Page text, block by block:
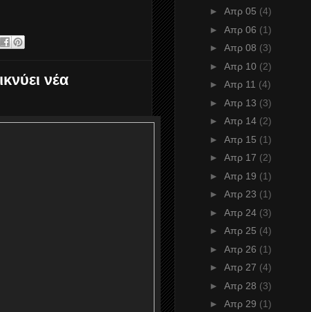
νέα
► Απρ 05 (4)
► Απρ 06 (1)
► Απρ 08 (3)
► Απρ 10 (2)
► Απρ 11 (4)
► Απρ 13 (3)
► Απρ 14 (2)
► Απρ 15 (1)
► Απρ 17 (2)
► Απρ 19 (1)
► Απρ 23 (1)
► Απρ 24 (3)
► Απρ 25 (4)
► Απρ 26 (1)
► Απρ 27 (4)
► Απρ 28 (3)
► Απρ 29 (1)